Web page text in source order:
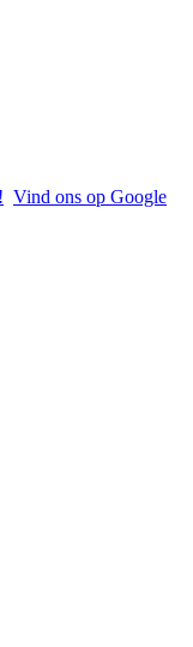
Vind ons op Google